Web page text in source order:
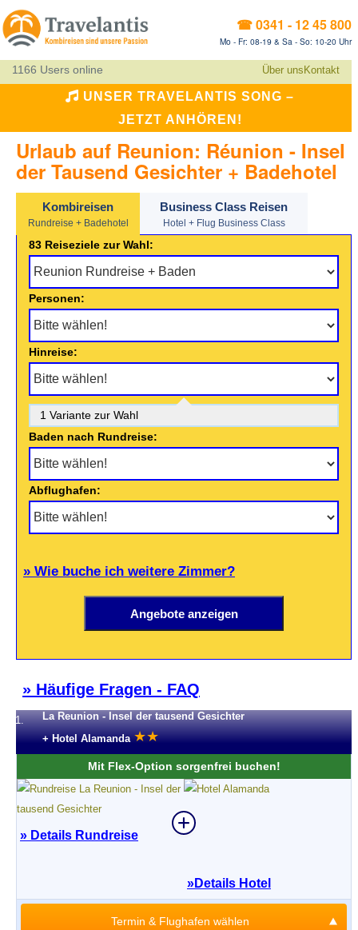
☎ 0341 - 12 45 800
Mo - Fr: 08-19 & Sa - So: 10-20 Uhr
1166 Users online Über uns Kontakt
UNSER TRAVELANTIS SONG –
JETZT ANHÖREN!
Urlaub auf Reunion: Réunion - Insel
der Tausend Gesichter + Badehotel
Kombireisen
Rundreise + Badehotel
Business Class Reisen
Hotel + Flug Business Class
83 Reiseziele zur Wahl:
Personen:
Hinreise:
1 Variante zur Wahl
Baden nach Rundreise:
Abflughafen:
» Wie buche ich weitere Zimmer?
» Häufige Fragen - FAQ
1.
La Reunion - Insel der tausend Gesichter
+ Hotel Alamanda ★★
Mit Flex-Option sorgenfrei buchen!
» Details Rundreise
»Details Hotel
Termin & Flughafen wählen